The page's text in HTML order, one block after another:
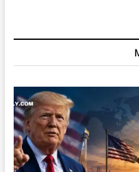
मानसिक
Survey
बाद
100
से
अधिक
कर्मचारियों
को
निकालने